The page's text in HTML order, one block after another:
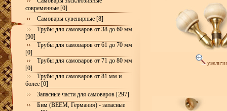
современные [0]
Самовары сувенирные [8]
Трубы для самоваров от 38 до 60 мм
[90]
Трубы для самоваров от 61 до 70 мм
[0]
Трубы для самоваров от 71 до 80 мм
[0]
Трубы для самоваров от 81 мм и
более [0]
Запасные части для самоваров [297]
Бим (BEEM, Германия) - запасные